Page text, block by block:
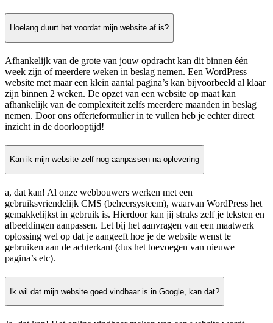
Hoelang duurt het voordat mijn website af is?
Afhankelijk van de grote van jouw opdracht kan dit binnen één
week zijn of meerdere weken in beslag nemen. Een WordPress
website met maar een klein aantal pagina’s kan bijvoorbeeld al klaar
zijn binnen 2 weken. De opzet van een website op maat kan
afhankelijk van de complexiteit zelfs meerdere maanden in beslag
nemen. Door ons offerteformulier in te vullen heb je echter direct
inzicht in de doorlooptijd!
Kan ik mijn website zelf nog aanpassen na oplevering
a, dat kan! Al onze webbouwers werken met een
gebruiksvriendelijk CMS (beheersysteem), waarvan WordPress het
gemakkelijkst in gebruik is. Hierdoor kan jij straks zelf je teksten en
afbeeldingen aanpassen. Let bij het aanvragen van een maatwerk
oplossing wel op dat je aangeeft hoe je de website wenst te
gebruiken aan de achterkant (dus het toevoegen van nieuwe
pagina’s etc).
Ik wil dat mijn website goed vindbaar is in Google, kan dat?